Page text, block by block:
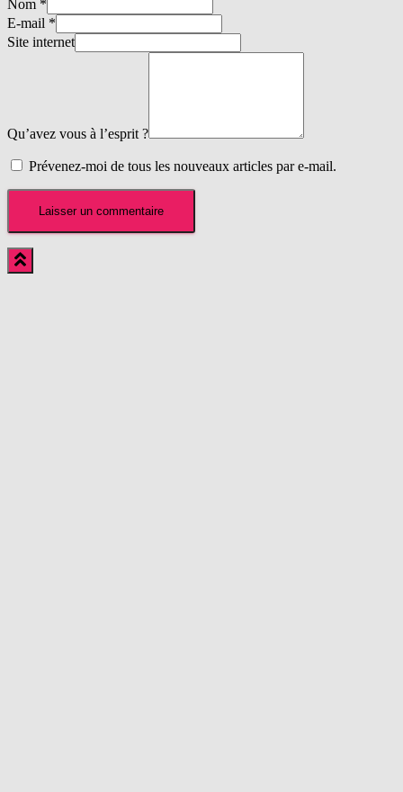
Nom *
E-mail *
Site internet
Qu’avez vous à l’esprit ?
Prévenez-moi de tous les nouveaux articles par e-mail.